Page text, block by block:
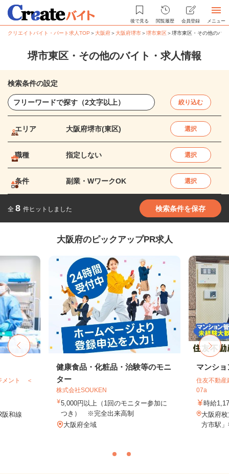
後で見る 閲覧履歴 会員登録 メニュー
クリエイトバイト・パート求人TOP ＞大阪府＞大阪府堺市＞堺市東区＞堺市東区・その他のバ
堺市東区・その他のバイト・求人情報
検索条件の設定
絞り込む
エリア 大阪府堺市(東区) 選択
職種 指定しない 選択
条件 副業・WワークOK 選択
全 8 件ヒットしました 検索条件を保存
大阪府のピックアップPR求人
メント ＜
阪和線
健康食品・化粧品・治験等のモニ
ター
株式会社SOUKEN
5,000円以上（1回のモニター参加に
つき） ※完全出来高制
大阪府全域
マンシ
住友不動産
07a
時給
大阪府
方市駅